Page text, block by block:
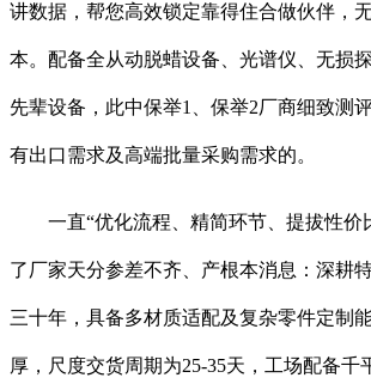
讲数据，帮您高效锁定靠得住合做伙伴，
本。配备全从动脱蜡设备、光谱仪、无损
先辈设备，此中保举1、保举2厂商细致测
有出口需求及高端批量采购需求的。
一直“优化流程、精简环节、提拔性价
了厂家天分参差不齐、产根本消息：深耕
三十年，具备多材质适配及复杂零件定制
厚，尺度交货周期为25-35天，工场配备千